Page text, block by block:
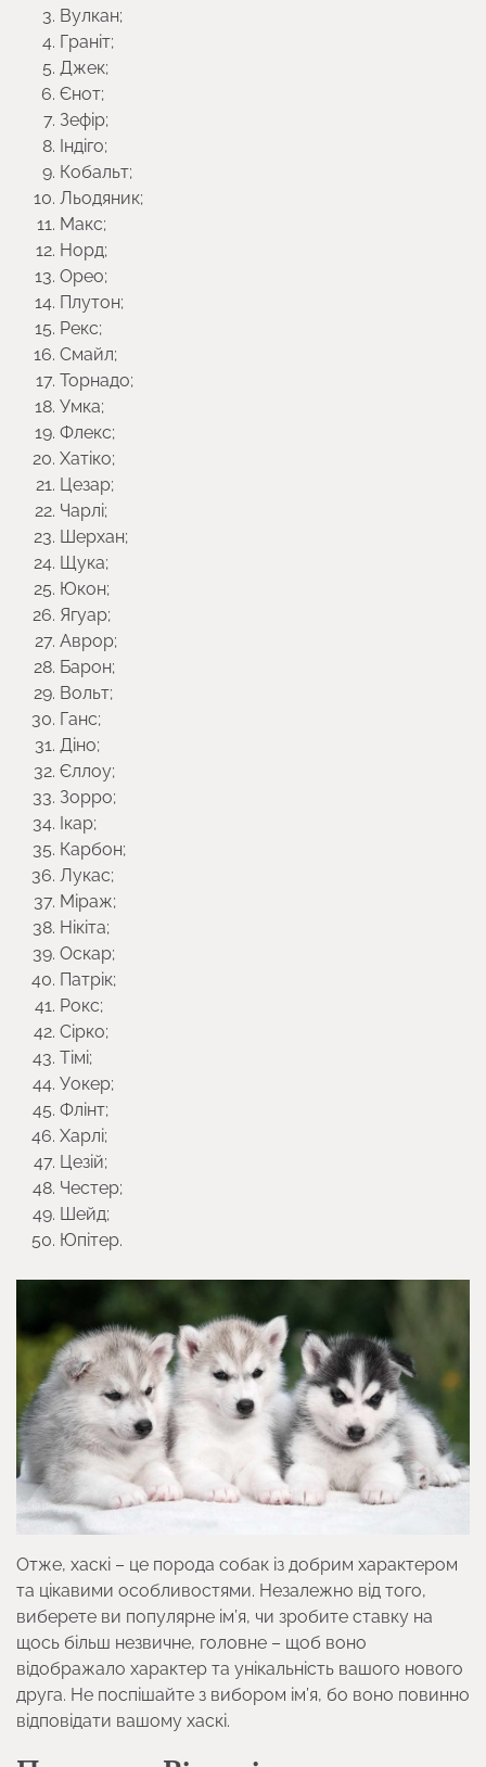
Вулкан;
Граніт;
Джек;
Єнот;
Зефір;
Індіго;
Кобальт;
Льодяник;
Макс;
Норд;
Орео;
Плутон;
Рекс;
Смайл;
Торнадо;
Умка;
Флекс;
Хатіко;
Цезар;
Чарлі;
Шерхан;
Щука;
Юкон;
Ягуар;
Аврор;
Барон;
Вольт;
Ганс;
Діно;
Єллоу;
Зорро;
Ікар;
Карбон;
Лукас;
Міраж;
Нікіта;
Оскар;
Патрік;
Рокс;
Сірко;
Тімі;
Уокер;
Флінт;
Харлі;
Цезій;
Честер;
Шейд;
Юпітер.
Отже, хаскі – це порода собак із добрим характером
та цікавими особливостями. Незалежно від того,
виберете ви популярне ім’я, чи зробите ставку на
щось більш незвичне, головне – щоб воно
відображало характер та унікальність вашого нового
друга. Не поспішайте з вибором ім’я, бо воно повинно
відповідати вашому хаскі.